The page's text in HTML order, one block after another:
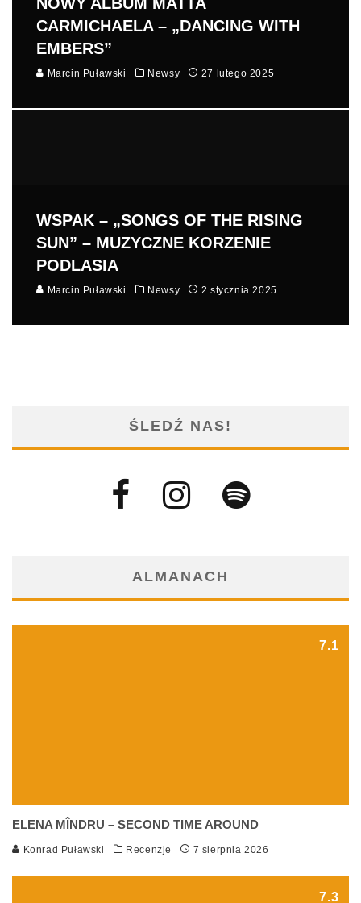
CARMICHAELA – „DANCING WITH
EMBERS”
Marcin Puławski Newsy 27 lutego 2025
WSPAK – „SONGS OF THE RISING
SUN” – MUZYCZNE KORZENIE
PODLASIA
Marcin Puławski Newsy 2 stycznia 2025
ŚLEDŹ NAS!
ALMANACH
7.1
ELENA MÎNDRU – SECOND TIME AROUND
Konrad Puławski Recenzje 7 sierpnia 2026
7.3